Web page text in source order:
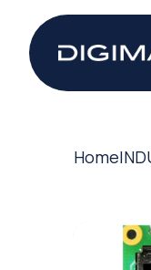
Home